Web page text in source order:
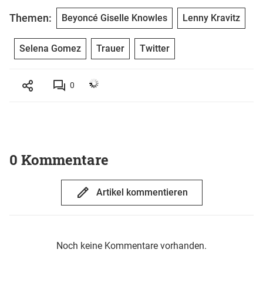
Themen: Beyoncé Giselle Knowles Lenny Kravitz
Selena Gomez Trauer Twitter
0
0 Kommentare
Artikel kommentieren
Noch keine Kommentare vorhanden.